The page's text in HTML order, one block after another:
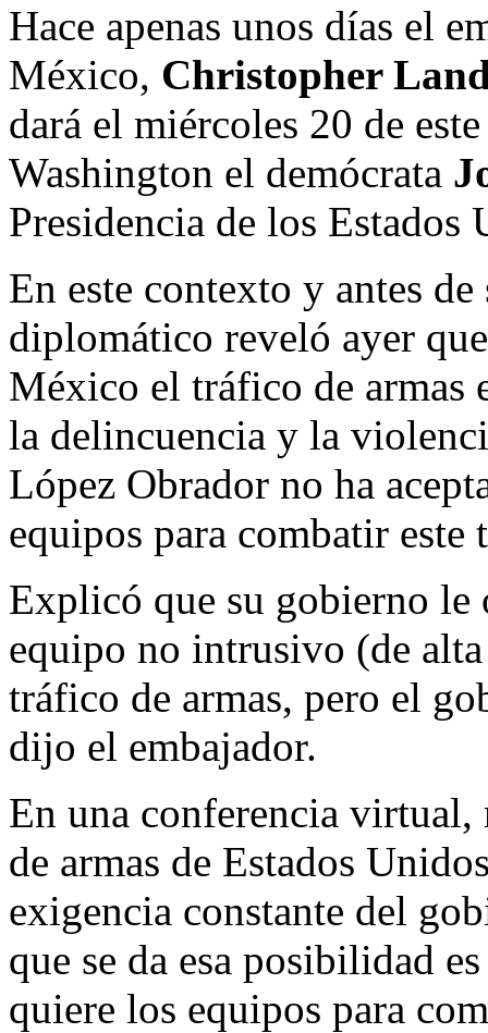
Hace apenas unos días el
México, Christopher
dará el miércoles 20 de
Washington el demócrata
Presidencia de los Estados
En este contexto y antes
diplomático reveló ayer
México el tráfico de armas
la delincuencia y la
López Obrador no ha
equipos para combatir este
Explicó que su gobierno
equipo no intrusivo (de
tráfico de armas, pero el
dijo el embajador.
En una conferencia
de armas de Estados
exigencia constante del
que se da esa posibilidad
quiere los equipos para